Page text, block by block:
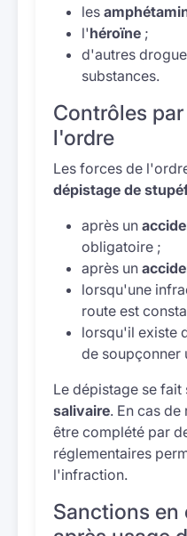
les
l'héroïne ;
d'autres
substances.
Contrôles
l'ordre
Les forces de
dépistage de
après un
obligatoire ;
après un
lorsqu'une
route est
lorsqu'il existe
de soupçonner
Le dépistage se fait
salivaire. En cas
être complété par
réglementaires
l'infraction.
Sanctions en